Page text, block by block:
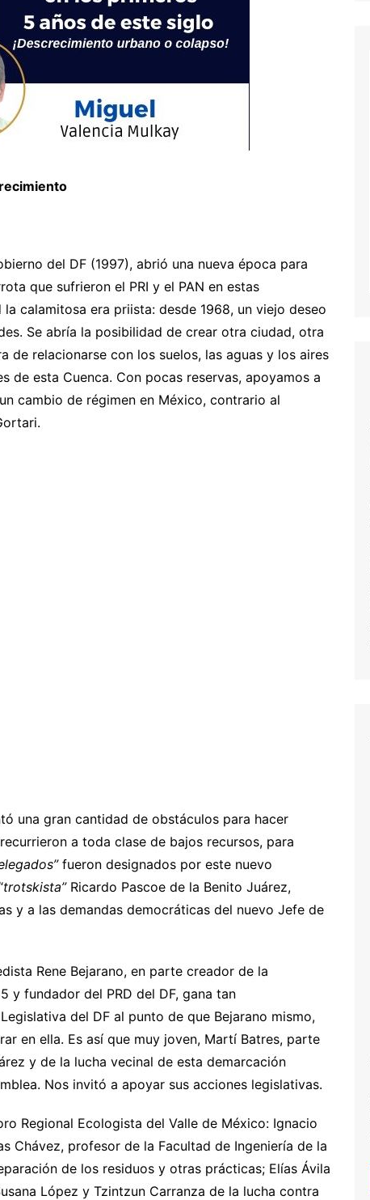
del DF (1997), abrió una nueva época para
que sufrieron el PRI y el PAN en estas
calamitosa era priista: desde 1968, un viejo deseo
Se abría la posibilidad de crear otra ciudad, otra
de relacionarse con los suelos, las aguas y los aires
de esta Cuenca. Con pocas reservas, apoyamos a
cambio de régimen en México, contrario al
una gran cantidad de obstáculos para hacer
a toda clase de bajos recursos, para
fueron designados por este nuevo
trotskista”Ricardo Pascoe de la Benito Juárez,
y a las demandas democráticas del nuevo Jefe de
Rene Bejarano, en parte creador de la
y fundador del PRD del DF, gana tan
del DF al punto de que Bejarano mismo,
en ella. Es así que muy joven, Martí Batres, parte
y de la lucha vecinal de esta demarcación
Nos invitó a apoyar sus acciones legislativas.
Regional Ecologista del Valle de México: Ignacio
Chávez, profesor de la Facultad de Ingeniería de la
de los residuos y otras prácticas; Elías Ávila
López y Tzintzun Carranza de la lucha contra